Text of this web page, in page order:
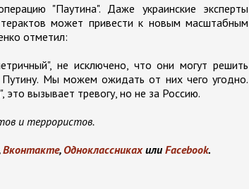
"Паутина". Даже украинские эксперты
может привести к новым масштабным
отметил:
не исключено, что они могут решить
Мы можем ожидать от них чего угодно.
вызывает тревогу, но не за Россию.
и террористов.
Вконтакте, Одноклассникахили Facebook.